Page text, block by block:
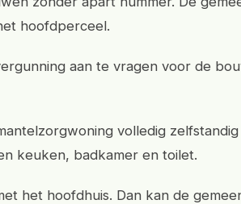
hoofdperceel.
aan te vragen voor de
volledig zelfstandig
keuken, badkamer en toilet.
het hoofdhuis. Dan kan de